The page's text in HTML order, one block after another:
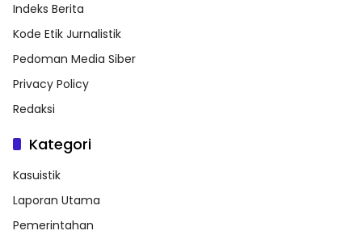
Indeks Berita
Kode Etik Jurnalistik
Pedoman Media Siber
Privacy Policy
Redaksi
Kategori
Kasuistik
Laporan Utama
Pemerintahan